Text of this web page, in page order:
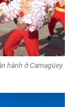
hành ở Camagüey.